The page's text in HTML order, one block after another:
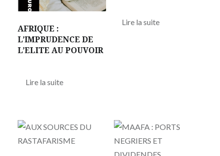
AFRIQUE :
L’IMPRUDENCE DE
L’ELITE AU POUVOIR
Lire la suite
Lire la suite